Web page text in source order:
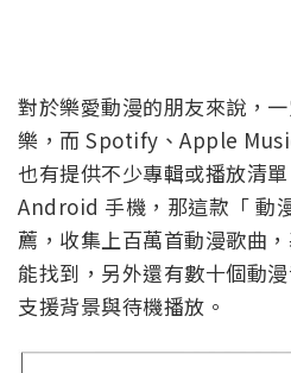
對於樂愛動漫的朋友來說，
樂，而 Spotify、Apple
也有提供不少專輯或播放清
Android 手機，那這款「 動
薦，收集上百萬首動漫歌曲
能找到，另外還有數十個動
支援背景與待機播放。